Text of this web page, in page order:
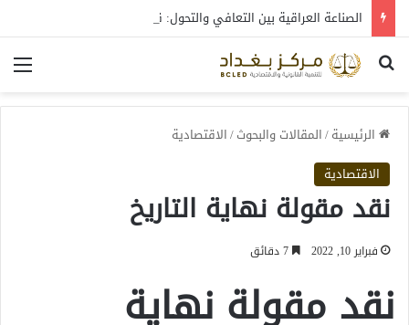
بحث عن
الرئيسية/المقالات والبحوث/الاقتصادية
الاقتصادية
نقد مقولة نهاية التاريخ
فبراير 10, 2022
نقد مقولة نهاية